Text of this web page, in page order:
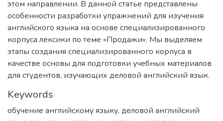
этом направлении. В данной статье представлены
особенности разработки упражнений для изучения
английского языка на основе специализированного
корпуса лексики по теме «Продажи». Мы выделяем
этапы создания специализированного корпуса в
качестве основы для подготовки учебных материалов
для студентов, изучающих деловой английский язык.
Keywords
обучение английскому языку, деловой английский